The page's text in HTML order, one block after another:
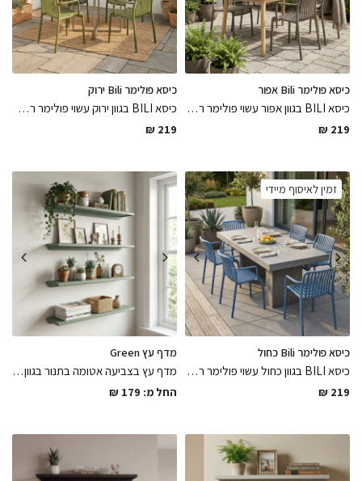
כיסא פולימר Bili אפור
כיסא BILI בגוון אפור עשוי פולימר רב שימושי לפנים ולבחוץ עמיד לתנאי מזג אוויר שונים בגימורים מושלמים וקווים נקיים, כיסא שידרג את פינת הישיבה בקלילות
₪ 219
כיסא פולימר Bili ירוק
כיסא BILI בגוון ירוק עשוי פולימר רב שימושי לפנים ולבחוץ עמיד לתנאי מזג אוויר שונים בגימורים מושלמים וקווים נקיים, ייחודי ואלגנטי
₪ 219
זמין לאיסוף מיידי
כיסא פולימר Bili כחול
כיסא BILI בגוון כחול עשוי פולימר רב שימושי לפנים ולבחוץ עמיד לתנאי מזג אוויר שונים בגימורים מושלמים וקווים נקיים, כיסא בגוון קיצי ומרענן
₪ 219
מדף עץ Green
מדף עץ בצביעה אטומה בתנור בגוון ירוק מט חלק ומושלם במגוון מידות לבחירה מגיע עם ברגים ודיבלים לתליה לשדרוג החלל באלגנטיות
החל מ: ₪ 179